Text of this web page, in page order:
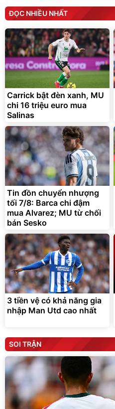
ĐỌC NHIỀU NHẤT
Carrick bật đèn xanh, MU
chi 16 triệu euro mua
Salinas
Tin đồn chuyển nhượng
tối 7/8: Barca chi đậm
mua Alvarez; MU từ chối
bán Sesko
3 tiền vệ có khả năng gia
nhập Man Utd cao nhất
SOI TRẬN